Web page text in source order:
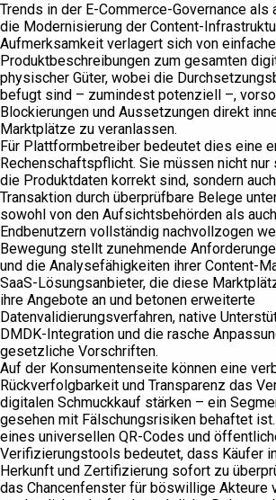
Trends in der E-Commerce-Governance als
die Modernisierung der Content-
Aufmerksamkeit verlagert sich von
Produktbeschreibungen zum gesamten
physischer Güter, wobei die
befugt sind – zumindest potenziell –,
Blockierungen und Aussetzungen direkt
Marktplätze zu veranlassen.
Für Plattformbetreiber bedeutet dies eine
Rechenschaftspflicht. Sie müssen nicht
die Produktdaten korrekt sind, sondern
Transaktion durch überprüfbare Belege
sowohl von den Aufsichtsbehörden als
Endbenutzern vollständig nachvollzogen
Bewegung stellt zunehmende
und die Analysefähigkeiten ihrer Content-
SaaS-Lösungsanbieter, die diese
ihre Angebote an und betonen erweiterte
Datenvalidierungsverfahren, native
DMDK-Integration und die rasche
gesetzliche Vorschriften.
Auf der Konsumentenseite können eine
Rückverfolgbarkeit und Transparenz das
digitalen Schmuckkauf stärken – ein
gesehen mit Fälschungsrisiken behaftet
eines universellen QR-Codes und
Verifizierungstools bedeutet, dass Käufer
Herkunft und Zertifizierung sofort zu
das Chancenfenster für böswillige Akteure